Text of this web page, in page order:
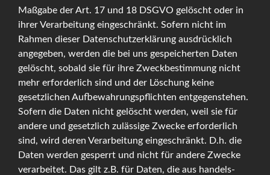
Maßgabe der Art. 17 und 18 DSGVO gelöscht oder in
ihrer Verarbeitung eingeschränkt. Sofern nicht im
Rahmen dieser Datenschutzerklärung ausdrücklich
angegeben, werden die bei uns gespeicherten Daten
gelöscht, sobald sie für ihre Zweckbestimmung nicht
mehr erforderlich sind und der Löschung keine
gesetzlichen Aufbewahrungspflichten entgegenstehen.
Sofern die Daten nicht gelöscht werden, weil sie für
andere und gesetzlich zulässige Zwecke erforderlich
sind, wird deren Verarbeitung eingeschränkt. D.h. die
Daten werden gesperrt und nicht für andere Zwecke
verarbeitet. Das gilt z.B. für Daten, die aus handels-